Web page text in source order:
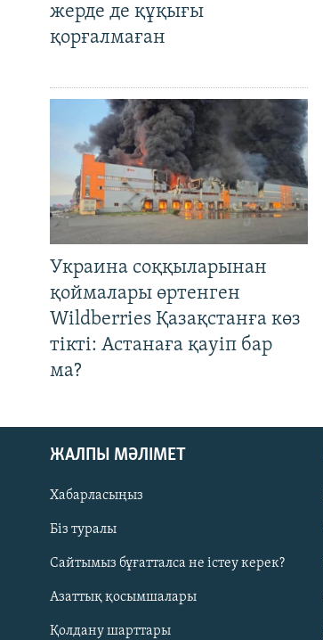
Русский
ЖАЗЫЛЫҢЫЗ
жерде де құқығы
қорғалмаған
Украина соққыларынан
қоймалары өртенген
Wildberries Қазақстанға көз
тікті: Астанаға қауіп бар
ма?
ЖАЛПЫ МӘЛІМЕТ
Хабарласыңыз
Біз туралы
Сайтымыз бұғатталса не істеу керек?
Азаттық қосымшалары
Қолдану шарттары